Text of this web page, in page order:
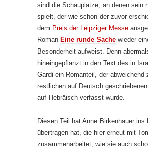
sind die Schauplätze, an denen sein
spielt, der wie schon der zuvor
dem Preis der Leipziger Messe
Roman Eine runde Sache wieder
Besonderheit aufweist. Denn
hineingepflanzt in den Text des in
Gardi ein Romanteil, der abweichend
restlichen auf Deutsch
auf Hebräisch verfasst wurde.
Diesen Teil hat Anne Birkenhauer ins
übertragen hat, die hier erneut mit
zusammenarbeitet, wie sie auch